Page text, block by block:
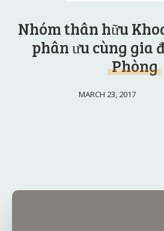
Nhóm thân hữu
phân ưu cùng gia
Phòng
MARCH 23, 2017